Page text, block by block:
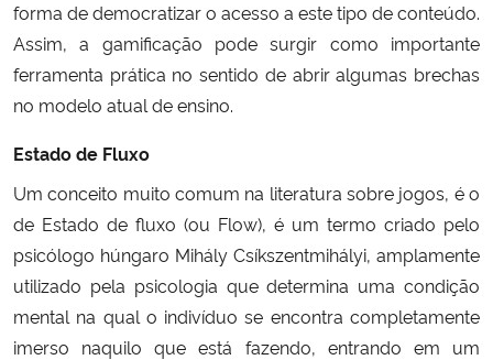
forma de democratizar o acesso a este tipo de conteúdo.
Assim, a gamificação pode surgir como importante
ferramenta prática no sentido de abrir algumas brechas
no modelo atual de ensino.
Estado de Fluxo
Um conceito muito comum na literatura sobre jogos, é o
de Estado de fluxo (ou Flow), é um termo criado pelo
psicólogo húngaro Mihály Csíkszentmihályi, amplamente
utilizado pela psicologia que determina uma condição
mental na qual o indivíduo se encontra completamente
imerso naquilo que está fazendo, entrando em um